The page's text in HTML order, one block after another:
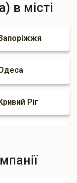
в місті
Ріг